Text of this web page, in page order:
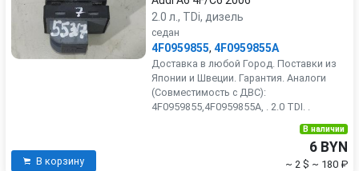
2.0 л., TDi, дизель
седан
4F0959855, 4F0959855A
Доставка в любой Город. Поставки из
Японии и Швеции. Гарантия. Аналоги
(Совместимость с ДВС):
4F0959855,4F0959855A, . 2.0 TDI. .
В корзину
В наличии
6 BYN
~ 2 $ ~ 180 ₽